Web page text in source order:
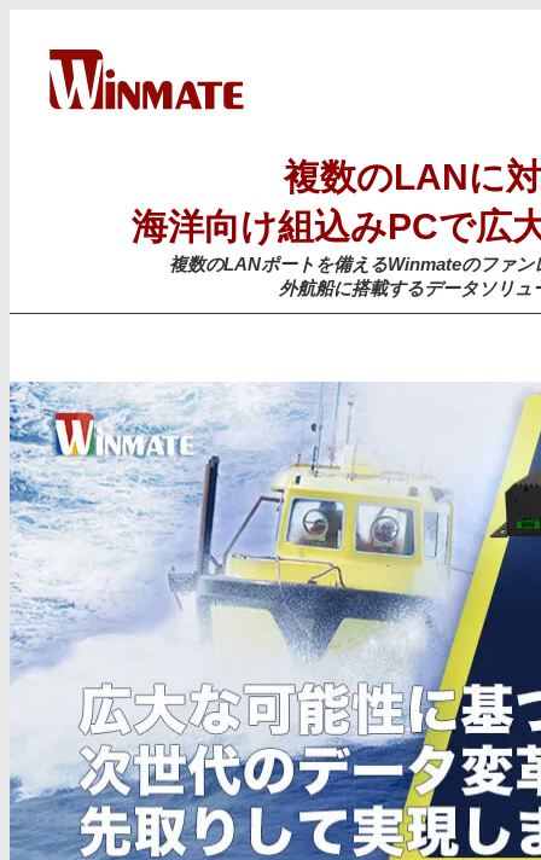
複数のLANに
海洋向け組込みPCで広
複数のLANポートを備えるWinmateのファン
外航船に搭載するデータソリュ